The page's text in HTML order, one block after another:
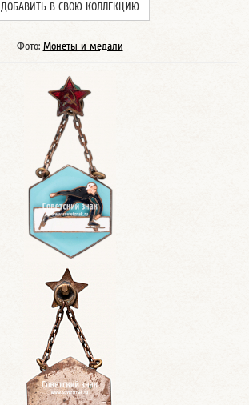
ДОБАВИТЬ В СВОЮ КОЛЛЕКЦИЮ
Фото: Монеты и медали